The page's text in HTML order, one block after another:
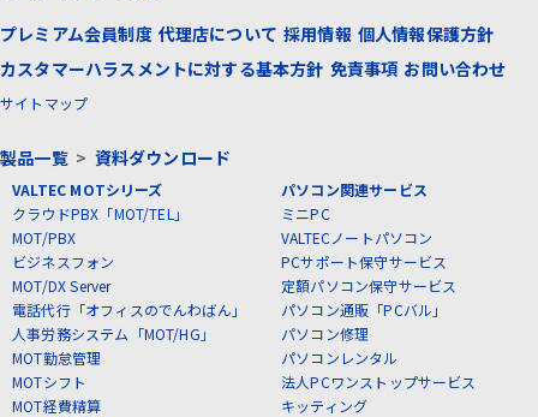
プレミアム会員制度 代理店について 採用情報 個人情報保護方針
カスタマーハラスメントに対する基本方針 免責事項 お問い合わせ
サイトマップ
製品一覧> 資料ダウンロード
VALTEC MOTシリーズ
クラウドPBX「MOT/TEL」
MOT/PBX
ビジネスフォン
MOT/DX Server
電話代行「オフィスのでんわばん」
人事労務システム「MOT/HG」
MOT勤怠管理
MOTシフト
MOT経費精算
パソコン関連サービス
ミニPC
VALTECノートパソコン
PCサポート保守サービス
定額パソコン保守サービス
パソコン通販「PCバル」
パソコン修理
パソコンレンタル
法人PCワンストップサービス
キッティング